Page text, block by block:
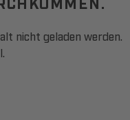
nicht geladen werden.